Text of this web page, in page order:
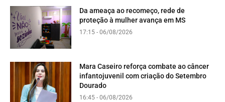
Da ameaça ao recomeço, rede de
proteção à mulher avança em MS
17:15 - 06/08/2026
Mara Caseiro reforça combate ao câncer
infantojuvenil com criação do Setembro
Dourado
16:45 - 06/08/2026